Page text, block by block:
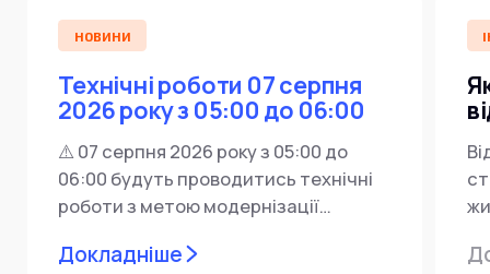
НОВИНИ
Технічні роботи 07 серпня
2026 року з 05:00 до 06:00
⚠️ 07 серпня 2026 року з 05:00 до
06:00 будуть проводитись технічні
роботи з метою модернізації
Докладніше